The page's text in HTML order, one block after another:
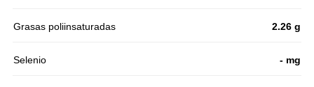
Grasas poliinsaturadas 2.26 g
Selenio - mg